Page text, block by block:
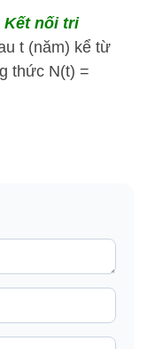
Kết nối tri
t (năm) kể từ
thức N(t) =